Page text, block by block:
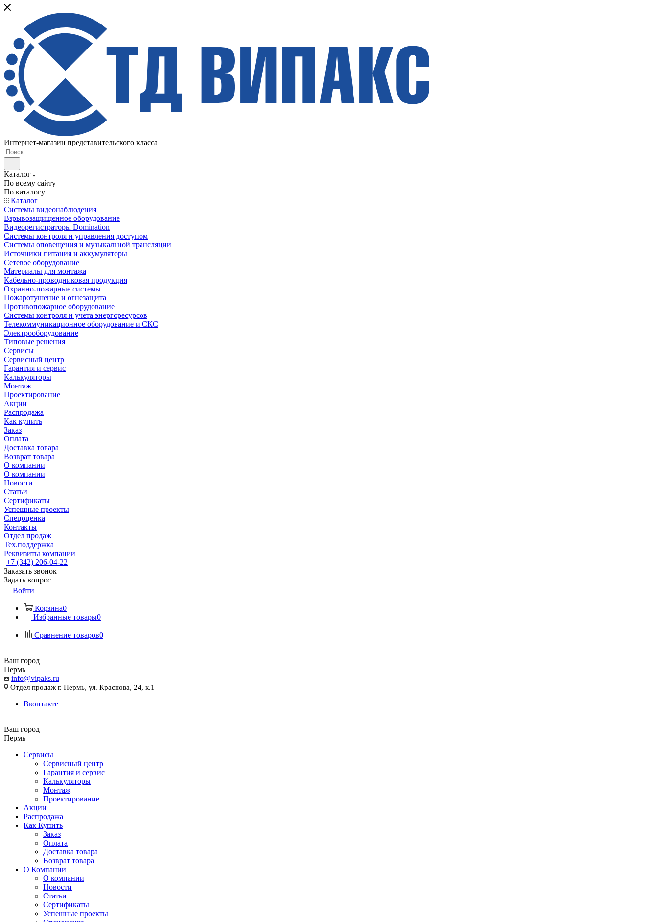
Интернет-магазин представительского класса
Каталог
По всему сайту
По каталогу
Каталог
Системы видеонаблюдения
Взрывозащищенное оборудование
Видеорегистраторы Domination
Системы контроля и управления доступом
Системы оповещения и музыкальной трансляции
Источники питания и аккумуляторы
Сетевое оборудование
Материалы для монтажа
Кабельно-проводниковая продукция
Охранно-пожарные системы
Пожаротушение и огнезащита
Противопожарное оборудование
Системы контроля и учета энергоресурсов
Телекоммуникационное оборудование и СКС
Электрооборудование
Типовые решения
Сервисы
Сервисный центр
Гарантия и сервис
Калькуляторы
Монтаж
Проектирование
Акции
Распродажа
Как купить
Заказ
Оплата
Доставка товара
Возврат товара
О компании
О компании
Новости
Статьи
Сертификаты
Успешные проекты
Спецоценка
Контакты
Отдел продаж
Тех.поддержка
Реквизиты компании
+7 (342) 206-04-22
Заказать звонок
Задать вопрос
Войти
Корзина0
Избранные товары0
Сравнение товаров0
Ваш город
Пермь
info@vipaks.ru
Отдел продаж г. Пермь, ул. Краснова, 24, к.1
Вконтакте
Ваш город
Пермь
Сервисы
Сервисный центр
Гарантия и сервис
Калькуляторы
Монтаж
Проектирование
Акции
Распродажа
Как Купить
Заказ
Оплата
Доставка товара
Возврат товара
О Компании
О компании
Новости
Статьи
Сертификаты
Успешные проекты